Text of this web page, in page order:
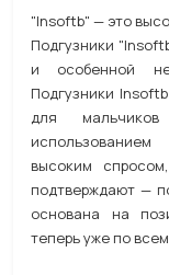
"Insoftb" — это
Подгузники
и особенной
Подгузники
для
высоким
подтверждают —
основана на
теперь уже по